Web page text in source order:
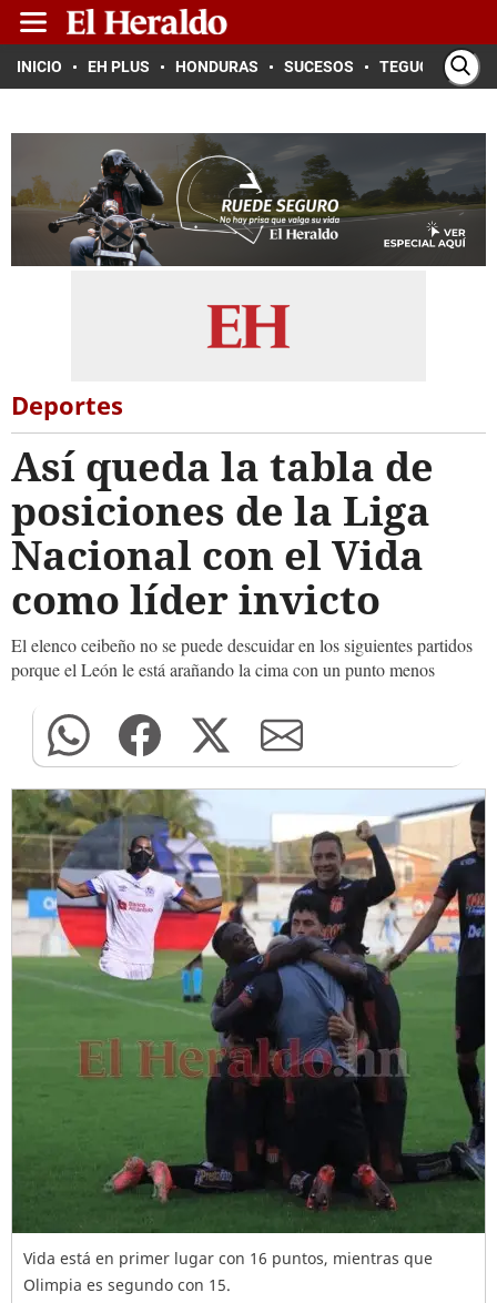
INICIO EH PLUS HONDURAS SUCESOS TEGUCIGALPA
Deportes
Así queda la tabla de
posiciones de la Liga
Nacional con el Vida
como líder invicto
El elenco ceibeño no se puede descuidar en los siguientes partidos
porque el León le está arañando la cima con un punto menos
Vida está en primer lugar con 16 puntos, mientras que
Olimpia es segundo con 15.